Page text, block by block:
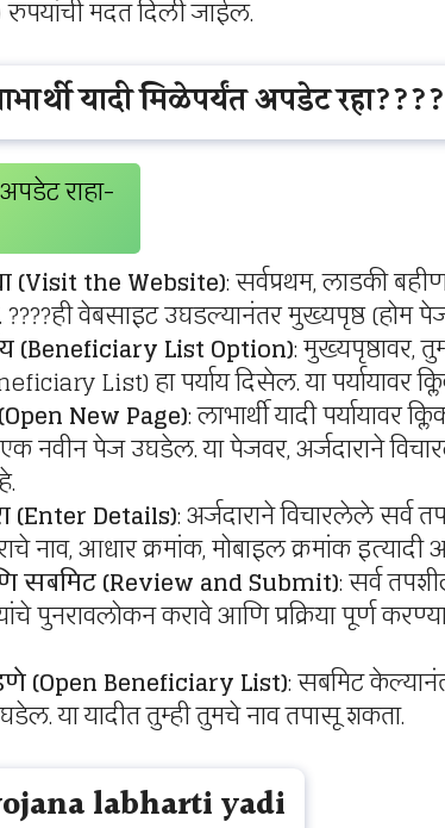
मदत दिली जाईल.
यादी मिळेपर्यंत अपडेट रहा????
राहा-
(Visit the Website): सर्वप्रथम, लाडकी
????ही वेबसाइट उघडल्यानंतर मुख्यपृष्ठ (होम
(Beneficiary List Option): मुख्यपृष्ठावर,
List) हा पर्याय दिसेल. या पर्यायावर
New Page): लाभार्थी यादी पर्यायावर
नवीन पेज उघडेल. या पेजवर, अर्जदाराने
(Enter Details): अर्जदाराने विचारलेले सर्व
नाव, आधार क्रमांक, मोबाइल क्रमांक
सबमिट (Review and Submit): सर्व
पुनरावलोकन करावे आणि प्रक्रिया पूर्ण
(Open Beneficiary List): सबमिट
या यादीत तुम्ही तुमचे नाव तपासू शकता.
labharti yadi